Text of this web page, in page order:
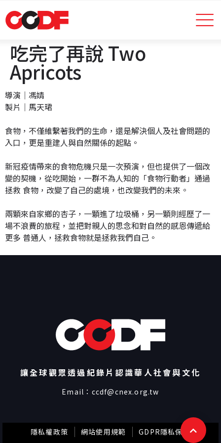
吃完了再說 Two
Apricots
導演｜馮婧
製片｜馬天珺
食物，不僅維繫著我們的生命，還是解決個人及社會問題的
入口，更是重建人與自然關係的起點。
新冠疫情帶來的食物危機只是一次預演，但也提供了一個改
變的契機，從吃開始，一群不為人知的「食物行動者」通過
拯救 食物，改變了自己的處境，也改變我們的未來。
兩顆來自家鄉的杏子，一顆進了垃圾桶，另一顆則經歷了一
場不浪費的旅程，並把對親人的思念和對自然的感恩傳遞給
更多 普通人，拯救食物就是拯救我們自己。
讓全球觀眾透過紀錄片認識華人社會與文化
Email： ccdf@cnex.org.tw
隱私權政策 網站使用規範 GDPR隱私保護